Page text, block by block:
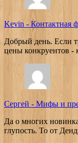
Kevin - Контактная
Добрый день. Если
цены конкруентов -
Сергей - Мифы и
Да о многих
глупость. То от